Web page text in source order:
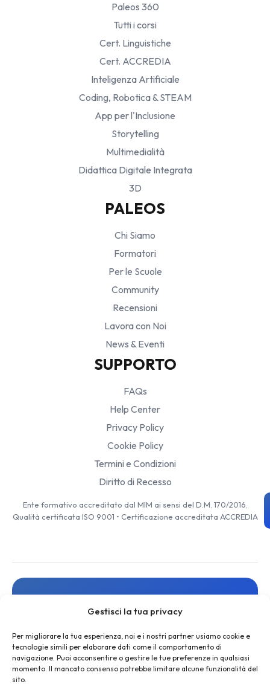
Gestisci la tua privacy
Per migliorare la tua esperienza, noi e i nostri partner usiamo cookie e
tecnologie simili per elaborare dati come il comportamento di
navigazione. Puoi acconsentire o gestire le tue preferenze in qualsiasi
momento. Il mancato consenso potrebbe limitare alcune funzionalità del
sito.
Paleos 360
Tutti i corsi
Cert. Linguistiche
Cert. ACCREDIA
Inteligenza Artificiale
Coding, Robotica & STEAM
App per l'Inclusione
Storytelling
Multimedialità
Didattica Digitale Integrata
3D
PALEOS
Chi Siamo
Formatori
Per le Scuole
Community
Recensioni
Lavora con Noi
News & Eventi
SUPPORTO
FAQs
Help Center
Privacy Policy
Cookie Policy
Termini e Condizioni
Diritto di Recesso
Ente formativo accreditato dal MIM ai sensi del D.M. 170/2016.
Qualità certificata ISO 9001 • Certificazione accreditata ACCREDIA
Resta aggiornato
e offerte esclusive